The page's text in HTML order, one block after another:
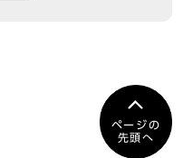
ページの
先頭へ